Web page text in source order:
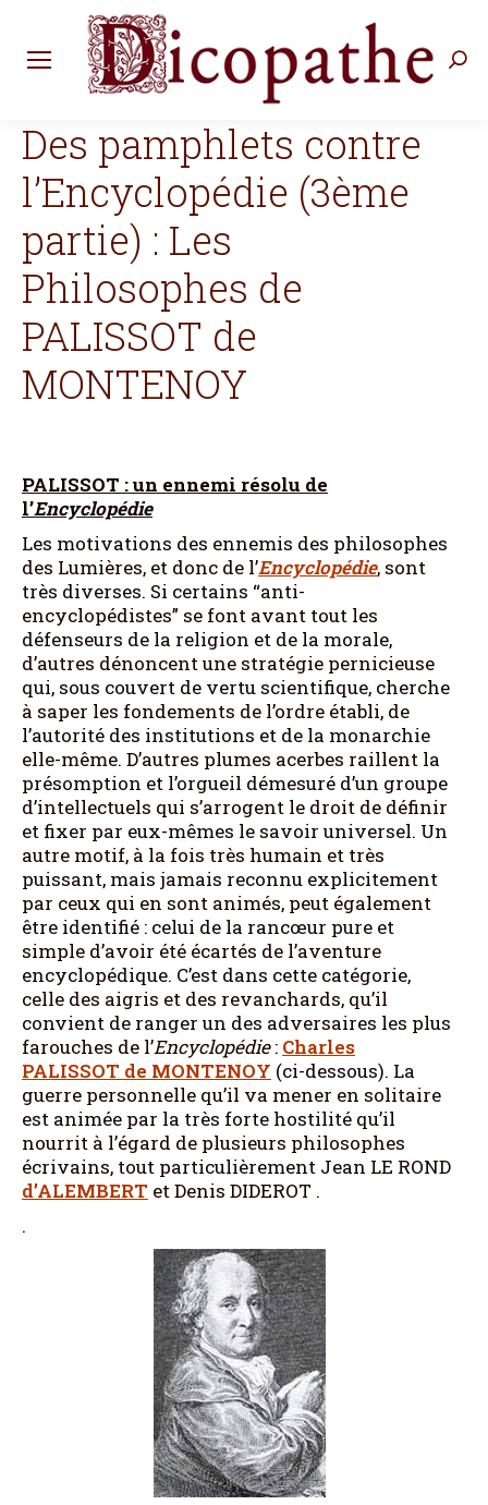
Des pamphlets contre
l’Encyclopédie (3ème
partie) : Les
Philosophes de
PALISSOT de
MONTENOY
PALISSOT : un ennemi résolu de
l’Encyclopédie
Les motivations des ennemis des philosophes
des Lumières, et donc de l’Encyclopédie, sont
très diverses. Si certains “anti-
encyclopédistes” se font avant tout les
défenseurs de la religion et de la morale,
d’autres dénoncent une stratégie pernicieuse
qui, sous couvert de vertu scientifique, cherche
à saper les fondements de l’ordre établi, de
l’autorité des institutions et de la monarchie
elle-même. D’autres plumes acerbes raillent la
présomption et l’orgueil démesuré d’un groupe
d’intellectuels qui s’arrogent le droit de définir
et fixer par eux-mêmes le savoir universel. Un
autre motif, à la fois très humain et très
puissant, mais jamais reconnu explicitement
par ceux qui en sont animés, peut également
être identifié : celui de la rancœur pure et
simple d’avoir été écartés de l’aventure
encyclopédique. C’est dans cette catégorie,
celle des aigris et des revanchards, qu’il
convient de ranger un des adversaires les plus
farouches de l’Encyclopédie: Charles
PALISSOT de MONTENOY (ci-dessous). La
guerre personnelle qu’il va mener en solitaire
est animée par la très forte hostilité qu’il
nourrit à l’égard de plusieurs philosophes
écrivains, tout particulièrement Jean LE ROND
d’ALEMBERT et Denis DIDEROT .
.